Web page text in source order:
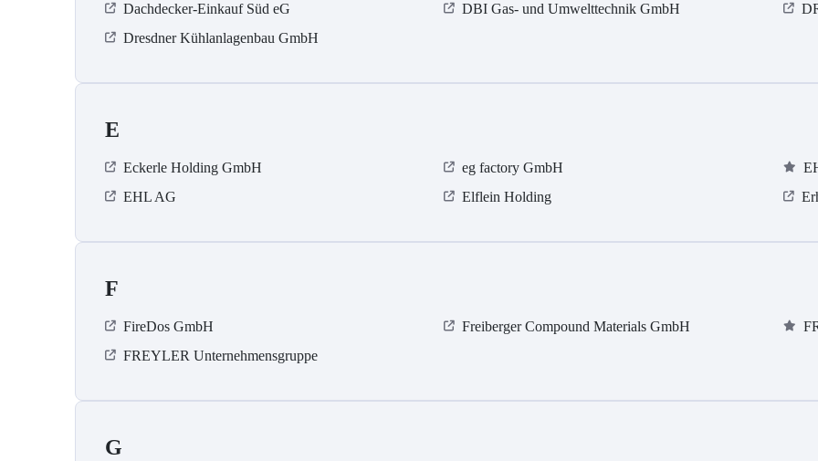
Dachdecker-Einkauf Süd eG DBI Gas- und Umwelttechnik GmbH
Dresdner Kühlanlagenbau GmbH
E
Eckerle Holding GmbH eg factory GmbH
EHL AG
Elflein Holding
F
FireDos GmbH Freiberger Compound Materials GmbH
FREYLER Unternehmensgruppe
G